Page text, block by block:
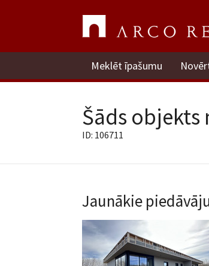
Meklēt īpašumu
Šāds objekts
ID: 106711
Jaunākie